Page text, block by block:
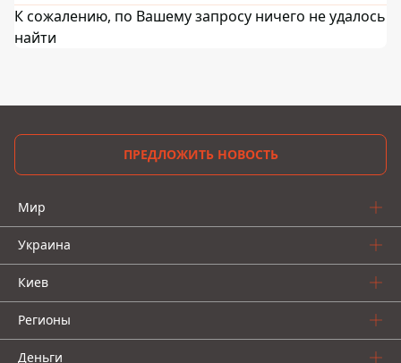
К сожалению, по Вашему запросу ничего не удалось
найти
ПРЕДЛОЖИТЬ НОВОСТЬ
Мир
Украина
Киев
Регионы
Деньги